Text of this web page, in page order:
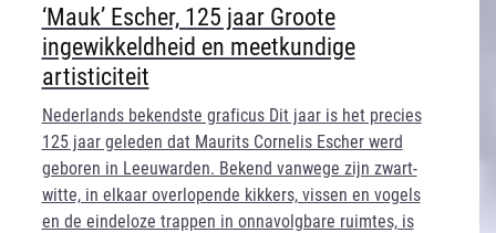
‘Mauk’ Escher, 125 jaar Groote
ingewikkeldheid en meetkundige
artisticiteit
Nederlands bekendste graficus Dit jaar is het precies
125 jaar geleden dat Maurits Cornelis Escher werd
geboren in Leeuwarden. Bekend vanwege zijn zwart-
witte, in elkaar overlopende kikkers, vissen en vogels
en de eindeloze trappen in onnavolgbare ruimtes, is